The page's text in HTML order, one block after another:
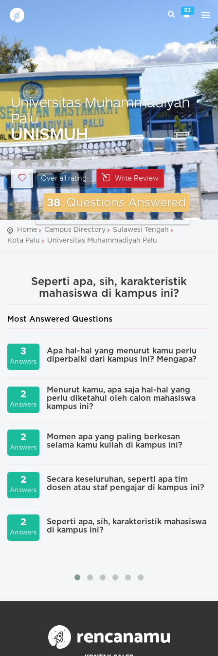
83
Universitas Muhammadiyah
Palu
UNISMUH
Over all rating Write Review
38 Questions Answered
Home Campus Directory
Sulawesi Tengah
Kota Palu
Universitas Muhammadiyah Palu
Seperti apa, sih, karakteristik
mahasiswa di kampus ini?
Most Answered Questions
3
Answers
Apa hal-hal yang menurut kamu perlu
diperbaiki dari kampus ini? Mengapa?
2
Answers
Menurut kamu, apa saja hal-hal yang
perlu diketahui oleh calon mahasiswa
kampus ini?
2
Answers
Momen apa yang paling berkesan
selama kamu kuliah di kampus ini?
2
Answers
Secara keseluruhan, seperti apa tim
dosen atau staf pengajar di kampus ini?
2
Answers
Seperti apa, sih, karakteristik mahasiswa
di kampus ini?